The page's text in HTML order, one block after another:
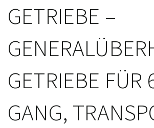
GETRIEBE –
GETRIEBE FÜR
GANG,